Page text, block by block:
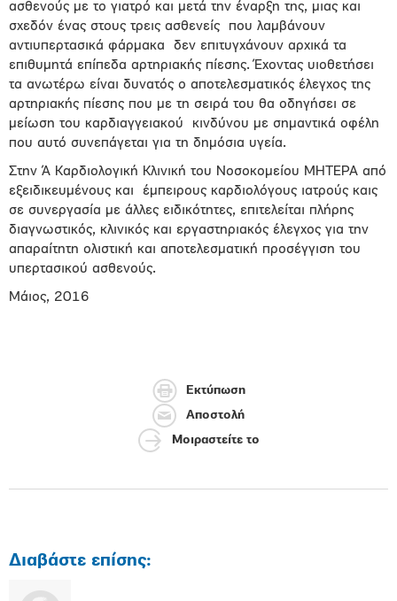
ασθενούς με το γιατρό και μετά την έναρξη της, μιας και
σχεδόν ένας στους τρεις ασθενείς που λαμβάνουν
αντιυπερτασικά φάρμακα δεν επιτυγχάνουν αρχικά τα
επιθυμητά επίπεδα αρτηριακής πίεσης. Έχοντας υιοθετήσει
τα ανωτέρω είναι δυνατός ο αποτελεσματικός έλεγχος της
αρτηριακής πίεσης που με τη σειρά του θα οδηγήσει σε
μείωση του καρδιαγγειακού κινδύνου με σημαντικά οφέλη
που αυτό συνεπάγεται για τη δημόσια υγεία.
Στην Ά Καρδιολογική Κλινική του Νοσοκομείου ΜΗΤΕΡΑ από
εξειδικευμένους και έμπειρους καρδιολόγους ιατρούς καις
σε συνεργασία με άλλες ειδικότητες, επιτελείται πλήρης
διαγνωστικός, κλινικός και εργαστηριακός έλεγχος για την
απαραίτητη ολιστική και αποτελεσματική προσέγγιση του
υπερτασικού ασθενούς.
Μάιος, 2016
Εκτύπωση
Αποστολή
Μοιραστείτε το
Διαβάστε επίσης: